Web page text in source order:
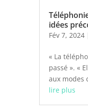
idées
Fév 7, 2024
« La
passé ». «
aux modes
lire plus